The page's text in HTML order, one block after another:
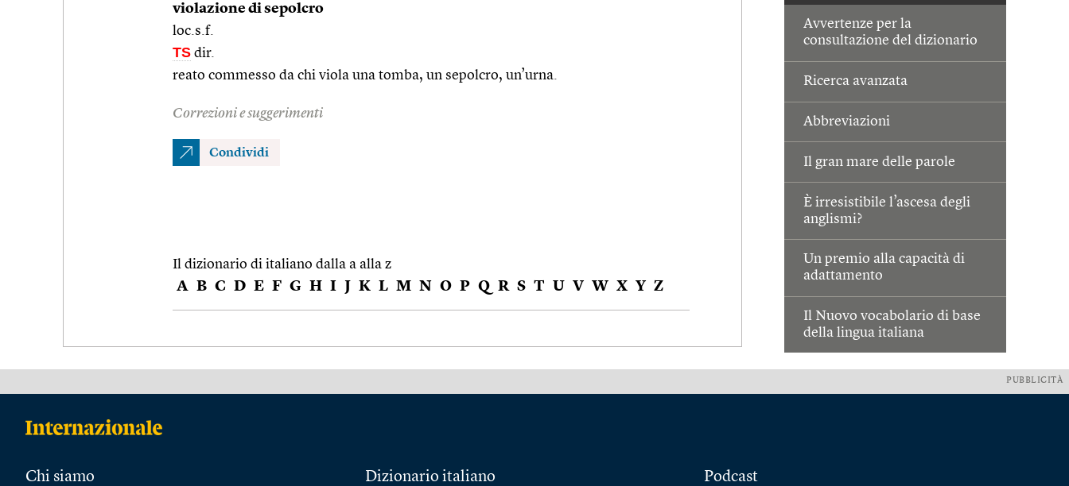
Avvertenze per la
consultazione del dizionario
Ricerca avanzata
Abbreviazioni
Il gran mare delle parole
È irresistibile l’ascesa degli
anglismi?
Un premio alla capacità di
adattamento
Il Nuovo vocabolario di base
della lingua italiana
violazione di sepolcro
loc.s.f.
TS dir.
reato commesso da chi viola una tomba, un sepolcro, un’urna.
Correzioni e suggerimenti
Condividi
Il dizionario di italiano dalla a alla z
A B C D E F G H I J K L M N O P Q R S T U V W X Y Z
PUBBLICITÀ
Chi siamo Dizionario italiano Podcast